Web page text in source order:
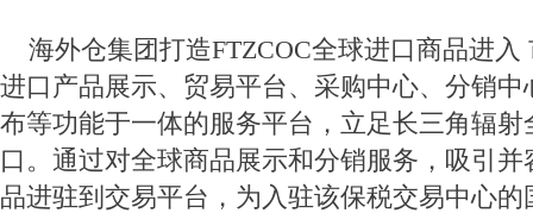
海外仓集团打造FTZCOC全球进口商品进
进口产品展示、贸易平台、采购中心、分销
布等功能于一体的服务平台，立足长三角辐
口。通过对全球商品展示和分销服务，吸引
品进驻到交易平台，为入驻该保税交易中心